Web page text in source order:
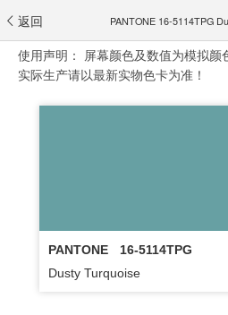
返回 PANTONE 16-5114TPG
使用声明： 屏幕颜色及数值为模拟颜
实际生产请以最新实物色卡为准！
PANTONE
16-5114TPG
Dusty Turquoise